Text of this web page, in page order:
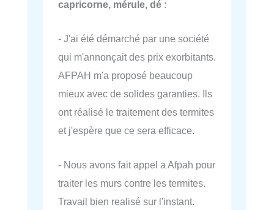
capricorne, mérule, dé :
- J'ai été démarché par une société
qui m'annonçait des prix exorbitants.
AFPAH m'a proposé beaucoup
mieux avec de solides garanties. Ils
ont réalisé le traitement des termites
et j'espère que ce sera efficace.
- Nous avons fait appel a Afpah pour
traiter les murs contre les termites.
Travail bien realisé sur l'instant.